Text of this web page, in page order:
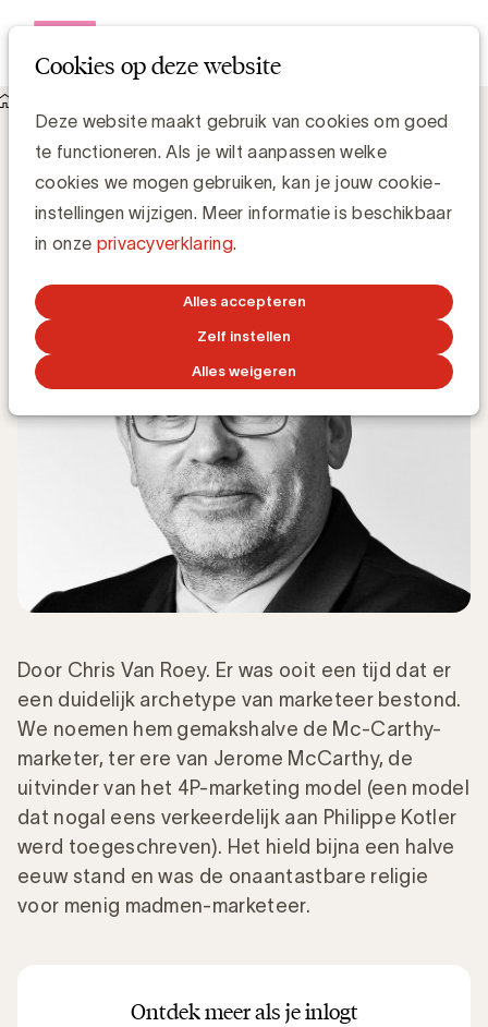
Cookies op deze website
Deze website maakt gebruik van cookies om goed
te functioneren. Als je wilt aanpassen welke
cookies we mogen gebruiken, kan je jouw cookie-
instellingen wijzigen. Meer informatie is beschikbaar
in onze privacyverklaring.
Alles accepteren
Zelf instellen
Alles weigeren
Ben jij een millennial-marketer of baby-boomer-marketer?
Ben jij een millennial-marketer of baby-
boomer-marketer?
Media Marketing
8 JANUARI 2018
Door Chris Van Roey. Er was ooit een tijd dat er
een duidelijk archetype van marketeer bestond.
We noemen hem gemakshalve de Mc-Carthy-
marketer, ter ere van Jerome McCarthy, de
uitvinder van het 4P-marketing model (een model
dat nogal eens verkeerdelijk aan Philippe Kotler
werd toegeschreven). Het hield bijna een halve
eeuw stand en was de onaantastbare religie
voor menig madmen-marketeer.
Ontdek meer als je inlogt